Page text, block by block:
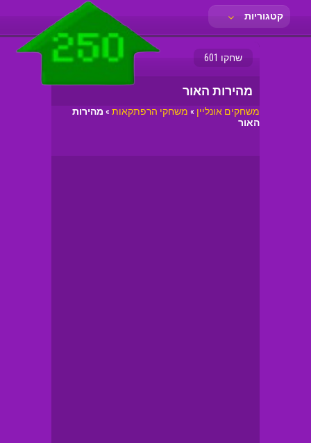
קטגוריות
שחקו 601
מהירות האור
משחקים אונליין » משחקי הרפתקאות » מהירות
האור